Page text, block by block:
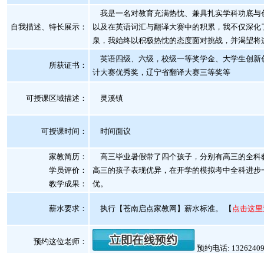
自我描述、特长展示 ：
我是一名对教育充满热忱、兼具扎实学科功底与
以及在英语词汇与翻译大赛中的积累，我不仅深
泉，我始终以积极热忱的态度面对挑战，并渴望
所获证书 ：
英语四级、六级，校级一等奖学金、大学生创
计大赛优秀奖，辽宁省翻译大赛三等奖等
可授课区域描述： 灵溪镇
可授课时间： 时间面议
家教简历：
学员评价：
教学成果：
高三毕业暑假带了四个孩子，分别有高三的全
高三的孩子表现优异，在开学的模拟考中全科进
优。
薪水要求： 执行【苍南启点家教网】薪水标准。 【 点击这
预约这位老师：
预约电话: